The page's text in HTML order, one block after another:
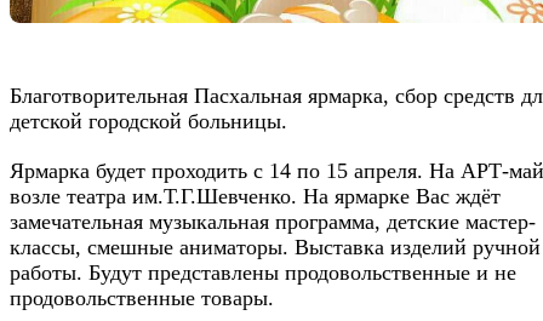
Благотворительная Пасхальная ярмарка, сбор средств
детской городской больницы.
Ярмарка будет проходить с 14 по 15 апреля. На АРТ-
возле театра им.Т.Г.Шевченко. На ярмарке Вас ждёт
замечательная музыкальная программа, детские мастер-
классы, смешные аниматоры. Выставка изделий ручной
работы. Будут представлены продовольственные и не
продовольственные товары.